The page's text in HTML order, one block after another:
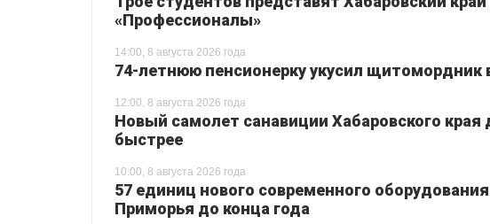
«Профессионалы»
14:00, 8 августа 2026 года
74-летнюю пенсионерку укусил щитомордник
12:00, 8 августа 2026 года
Новый самолет санавиции Хабаровского края
быстрее
10:00, 8 августа 2026 года
57 единиц нового современного
Приморья до конца года